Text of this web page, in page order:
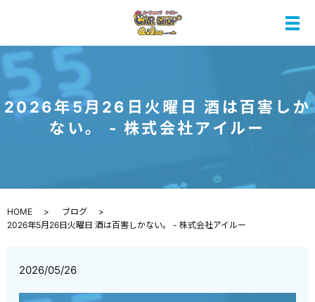
メ
2026年5月26日火曜日 酒は百害しか
ない。 - 株式会社アイルー
HOME
ブログ
2026年5月26日火曜日 酒は百害しかない。 - 株式会社アイルー
2026/05/26